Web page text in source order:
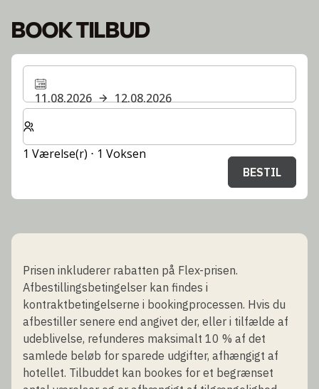
BOOK TILBUD
11.08.2026
12.08.2026
Vælg antal værelser og gæster til dit ophold
1 Værelse(r) ⋅ 1 Voksen
BESTIL
Prisen inkluderer rabatten på Flex-prisen.
Afbestillingsbetingelser kan findes i
kontraktbetingelserne i bookingprocessen. Hvis du
afbestiller senere end angivet der, eller i tilfælde af
udeblivelse, refunderes maksimalt 10 % af det
samlede beløb for sparede udgifter, afhængigt af
hotellet. Tilbuddet kan bookes for et begrænset